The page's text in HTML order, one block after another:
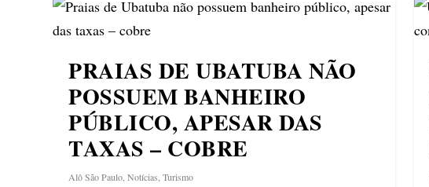
PRAIAS DE UBATUBA NÃO
POSSUEM BANHEIRO
PÚBLICO, APESAR DAS
TAXAS – COBRE
Alô São Paulo ,Notícias ,Turismo